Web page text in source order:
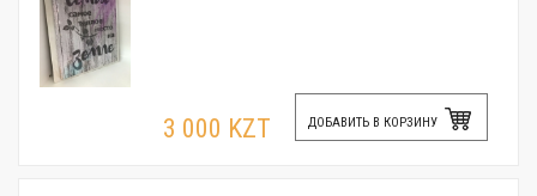
3 000 KZT ДОБАВИТЬ В КОРЗИНУ